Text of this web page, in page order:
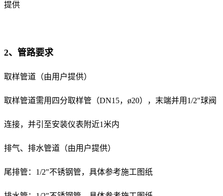
提供
2、管路要求
取样管道（由用户提供）
取样管道需用四分取样管（DN15，ø20），末端并用1/2"球阀
连接，并引至安装仪表附近1米内
排气、排水管道（由用户提供）
尾排管：1/2"不锈钢管，具体参考施工图纸